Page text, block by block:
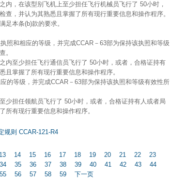
，在该型别飞机上至少担任飞行机械员飞行了 50小时，
，并认为其熟悉且掌握了所有现行重要信息和操作程序。
足本条(b)款的要求。
照和相应的等级，并完成CCAR－63部为保持该执照和等级
。
内至少担任飞行通信员飞行了 50小时，或者，合格证持有
且掌握了所有现行重要信息和操作程序。
的等级，并完成CCAR－63部为保持该执照和等级有效性所
少担任领航员飞行了 50小时，或者，合格证持有人或者局
所有现行重要信息和操作程序。
规则 CCAR-121-R4
13 14 15 16 17 18 19 20 21 22
23
34 35 36 37 38 39 40 41 42 43
44
55 56 57 58 59 下一页